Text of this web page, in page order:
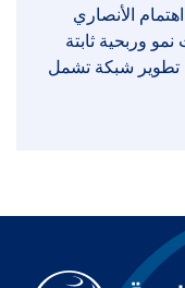
الأنصاري
وربحية ثابتة
تطوير شبكة تشمل